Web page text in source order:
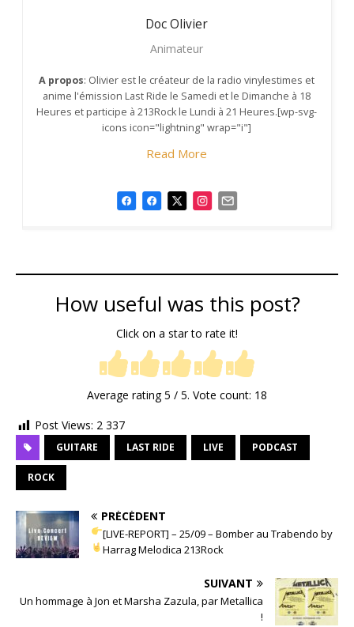
Doc Olivier
Animateur
A propos: Olivier est le créateur de la radio vinylestimes et
anime l'émission Last Ride le Samedi et le Dimanche à 18
Heures et participe à 213Rock le Lundi à 21 Heures.[wp-svg-
icons icon="lightning" wrap="i"]
Read More
How useful was this post?
Click on a star to rate it!
Average rating5 / 5. Vote count: 18
Post Views: 2 337
GUITARE LAST RIDE LIVE PODCAST
ROCK
PRÉCÉDENT
[LIVE-REPORT] – 25/09 – Bomber au Trabendo by
Harrag Melodica 213Rock
SUIVANT
Un hommage à Jon et Marsha Zazula, par Metallica
!